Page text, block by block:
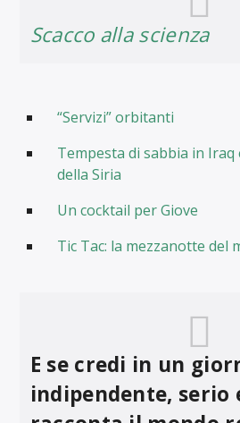
Scacco alla scienza
“Servizi” orbitanti
Tempesta di sabbia in
della Siria
Un cocktail per Giove
Tic Tac: la mezzanotte del
E se credi in un
indipendente, serio